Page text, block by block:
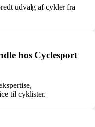
udvalg af cykler fra
hos Cyclesport
til cyklister.